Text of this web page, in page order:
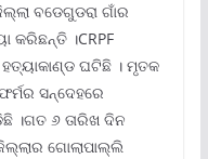
ବଡେଗୁଡରା ଗାଁର
କରିଛନ୍ତି ।CRPF
ଘଟିଛି । ମୃତକ
ସନ୍ଦେହରେ
।ଗତ ୬ ତାରିଖ ଦିନ
ଗୋଲାପାଲ୍ଲି